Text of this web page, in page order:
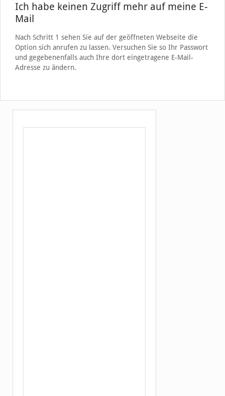
Ich habe keinen Zugriff mehr auf meine E-
Mail
Nach Schritt 1 sehen Sie auf der geöffneten Webseite die
Option sich anrufen zu lassen. Versuchen Sie so Ihr Passwort
und gegebenenfalls auch Ihre dort eingetragene E-Mail-
Adresse zu ändern.